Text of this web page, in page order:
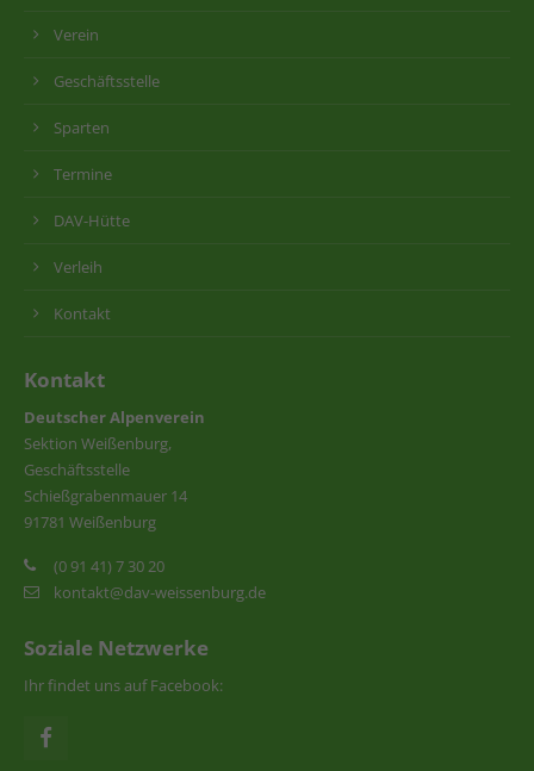
Verein
Geschäftsstelle
Sparten
Termine
DAV-Hütte
Verleih
Kontakt
Kontakt
Deutscher Alpenverein
Sektion Weißenburg,
Geschäftsstelle
Schießgrabenmauer 14
91781 Weißenburg
(0 91 41) 7 30 20
kontakt@dav-weissenburg.de
Soziale Netzwerke
Ihr findet uns auf Facebook: